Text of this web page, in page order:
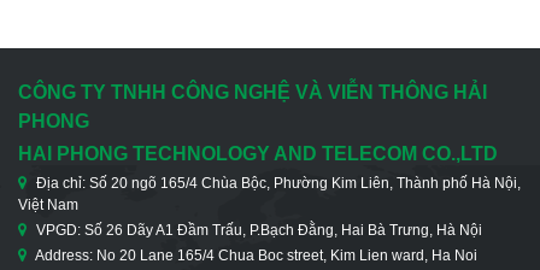
CÔNG TY TNHH CÔNG NGHỆ VÀ VIỄN THÔNG HẢI
PHONG
HAI PHONG TECHNOLOGY AND TELECOM CO.,LTD
Địa chỉ: Số 20 ngõ 165/4 Chùa Bộc, Phường Kim Liên, Thành phố Hà Nội,
Việt Nam
VPGD: Số 26 Dãy A1 Đầm Trấu, P.Bạch Đằng, Hai Bà Trưng, Hà Nội
Address: No 20 Lane 165/4 Chua Boc street, Kim Lien ward, Ha Noi